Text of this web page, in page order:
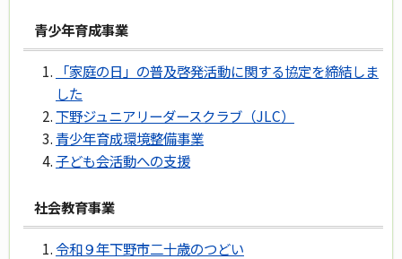
青少年育成事業
「家庭の日」の普及啓発活動に関する協定を締結しま
した
下野ジュニアリーダースクラブ（JLC）
青少年育成環境整備事業
子ども会活動への支援
社会教育事業
令和９年下野市二十歳のつどい